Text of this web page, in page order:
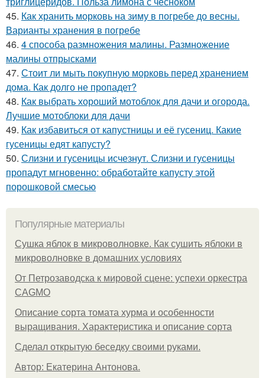
45. Как хранить морковь на зиму в погребе до весны.
Варианты хранения в погребе
46. 4 способа размножения малины. Размножение
малины отпрысками
47. Стоит ли мыть покупную морковь перед хранением
дома. Как долго не пропадет?
48. Как выбрать хороший мотоблок для дачи и огорода.
Лучшие мотоблоки для дачи
49. Как избавиться от капустницы и её гусениц. Какие
гусеницы едят капусту?
50. Слизни и гусеницы исчезнут. Слизни и гусеницы
пропадут мгновенно: обработайте капусту этой
порошковой смесью
Популярные материалы
Сушка яблок в микроволновке. Как сушить яблоки в
микроволновке в домашних условиях
От Петрозаводска к мировой сцене: успехи оркестра
CAGMO
Описание сорта томата хурма и особенности
выращивания. Характеристика и описание сорта
Сделал открытую беседку своими руками.
Автор: Екатерина Антонова.